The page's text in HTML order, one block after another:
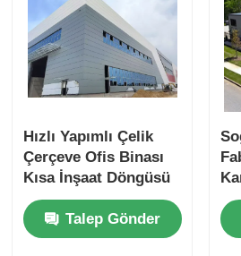
Hızlı Yapımlı Çelik
Çerçeve Ofis Binası
Kısa İnşaat Döngüsü
Projesi
Talep Gönder